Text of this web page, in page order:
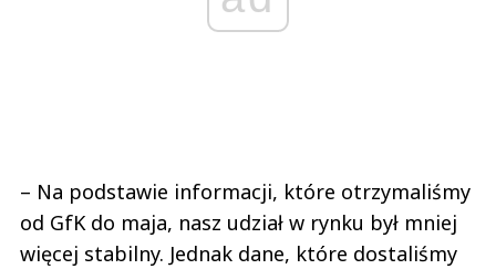
– Na podstawie informacji, które otrzymaliśmy
od GfK do maja, nasz udział w rynku był mniej
więcej stabilny. Jednak dane, które dostaliśmy